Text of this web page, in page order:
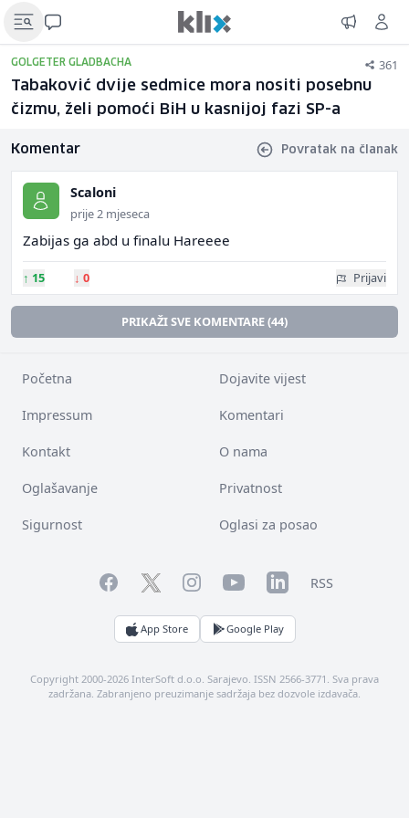
GOLGETER GLADBACHA 361
Tabaković dvije sedmice mora nositi posebnu
čizmu, želi pomoći BiH u kasnijoj fazi SP-a
Komentar Povratak na članak
Scaloni
prije 2 mjeseca
Zabijas ga abd u finalu Hareeee
↑ 15 ↓ 0 Prijavi
PRIKAŽI SVE KOMENTARE (44)
Početna Dojavite vijest
Impressum Komentari
Kontakt O nama
Oglašavanje Privatnost
Sigurnost Oglasi za posao
FacebookTwitterInstagramYouTubeLinkedInRSS
App Store Google Play
Copyright 2000-2026 InterSoft d.o.o. Sarajevo. ISSN 2566-3771. Sva prava
zadržana. Zabranjeno preuzimanje sadržaja bez dozvole izdavača.